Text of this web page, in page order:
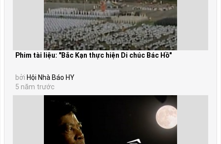
Phim tài liệu: "Bắc Kạn thực hiện Di chúc Bác Hồ"
bởi Hội Nhà Báo HY
5 năm trước